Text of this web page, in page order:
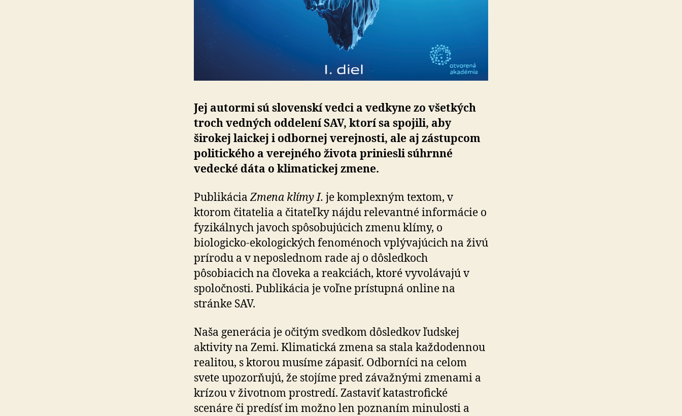
Jej autormi sú slovenskí vedci a vedkyne zo všetkých
troch vedných oddelení SAV, ktorí sa spojili, aby
širokej laickej i odbornej verejnosti, ale aj zástupcom
politického a verejného života priniesli súhrnné
vedecké dáta o klimatickej zmene.
PublikáciaZmena klímy I. je komplexným textom, v
ktorom čitatelia a čitateľky nájdu relevantné informácie o
fyzikálnych javoch spôsobujúcich zmenu klímy, o
biologicko-ekologických fenoménoch vplývajúcich na živú
prírodu a v neposlednom rade aj o dôsledkoch
pôsobiacich na človeka a reakciách, ktoré vyvolávajú v
spoločnosti. Publikácia je voľne prístupná online na
stránke SAV.
Naša generácia je očitým svedkom dôsledkov ľudskej
aktivity na Zemi. Klimatická zmena sa stala každodennou
realitou, s ktorou musíme zápasiť. Odborníci na celom
svete upozorňujú, že stojíme pred závažnými zmenami a
krízou v životnom prostredí. Zastaviť katastrofické
scenáre či predísť im možno len poznaním minulosti a